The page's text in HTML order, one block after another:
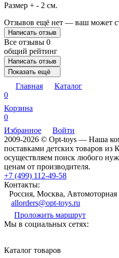
Размер + - 2 см.
Отзывов ещё нет — ваш может
Написать отзыв
Все отзывы 0
общий рейтинг
Написать отзыв
Показать ещё
Главная
Каталог
0
Корзина
0
Избранное
Войти
2009-2026 © Opt-toys — Наша
поставками детских товаров из
осуществляем поиск любого
ценам от производителя.
+7 (499) 112-49-58
Контакты:
Россия, Москва, Автомоторная
allorders@opt-toys.ru
Проложить маршрут
Мы в социальных сетях:
Каталог товаров